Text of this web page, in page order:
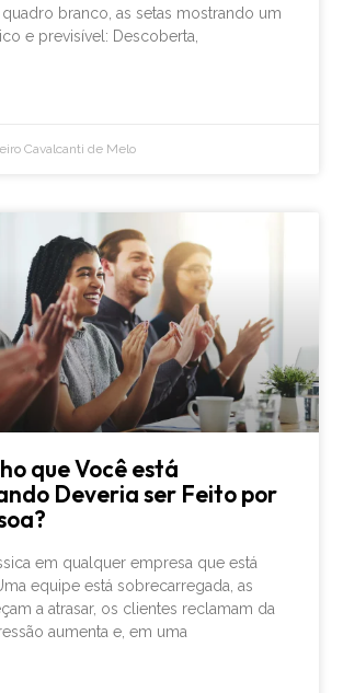
branco, as setas mostrando um
e previsível: Descoberta,
Cavalcanti de Melo
que Você está
Deveria ser Feito por
em qualquer empresa que está
equipe está sobrecarregada, as
a atrasar, os clientes reclamam da
aumenta e, em uma